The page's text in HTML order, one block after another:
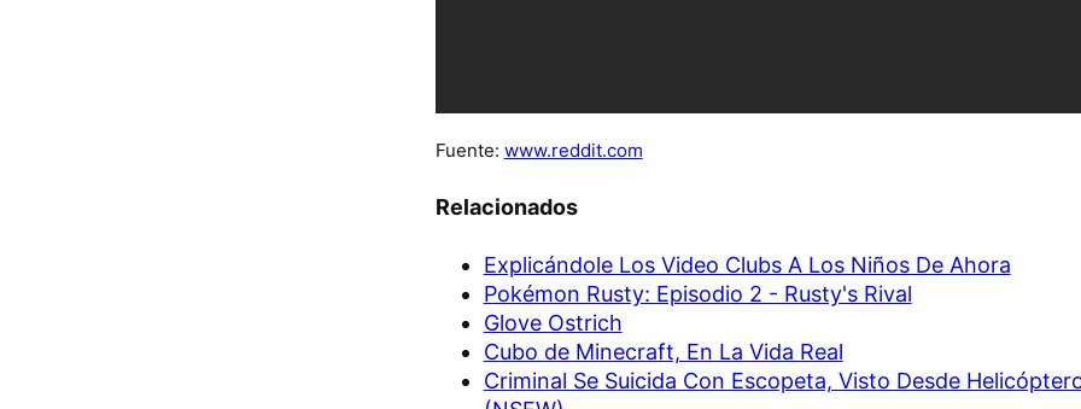
Fuente: www.reddit.com
Relacionados
Explicándole Los Video Clubs A Los Niños De Ahora
Pokémon Rusty: Episodio 2 - Rusty's Rival
Glove Ostrich
Cubo de Minecraft, En La Vida Real
Criminal Se Suicida Con Escopeta, Visto Desde